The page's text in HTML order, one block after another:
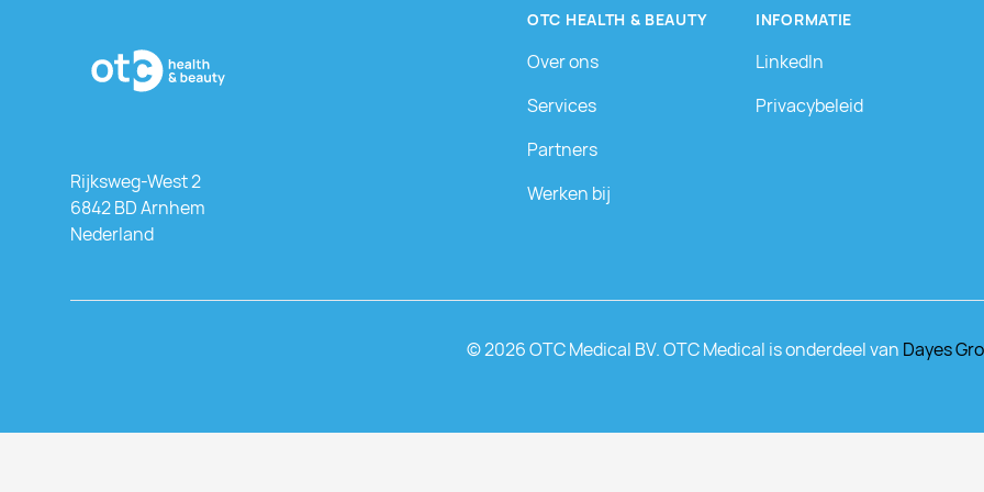
Rijksweg-West 2
6842 BD Arnhem
Nederland
OTC HEALTH & BEAUTY
Over ons
Services
Partners
Werken bij
INFORMATIE
LinkedIn
Privacybeleid
© 2026 OTC Medical BV. OTC Medical is onderdeel van Dayes